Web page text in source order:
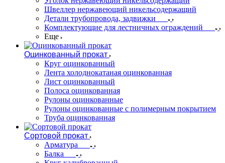
Швеллер нержавеющий никельсодержащий
Детали трубопровода, задвижки
Комплектующие для лестничных ограждений
Еще
Оцинкованный прокат
Круг оцинкованный
Лента холоднокатаная оцинкованная
Лист оцинкованный
Полоса оцинкованная
Рулоны оцинкованные
Рулоны оцинкованные с полимерным покрытием
Труба оцинкованная
Сортовой прокат
Арматура
Балка